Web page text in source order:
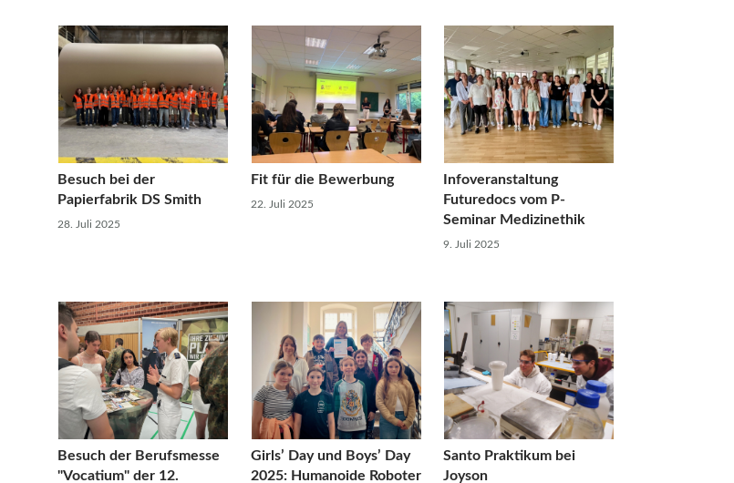
Besuch bei der
Papierfabrik DS Smith
28. Juli 2025
Fit für die Bewerbung
22. Juli 2025
Infoveranstaltung
Futuredocs vom P-
Seminar Medizinethik
9. Juli 2025
Besuch der Berufsmesse
"Vocatium" der 12.
Girls’ Day und Boys’ Day
2025: Humanoide Roboter
Santo Praktikum bei
Joyson